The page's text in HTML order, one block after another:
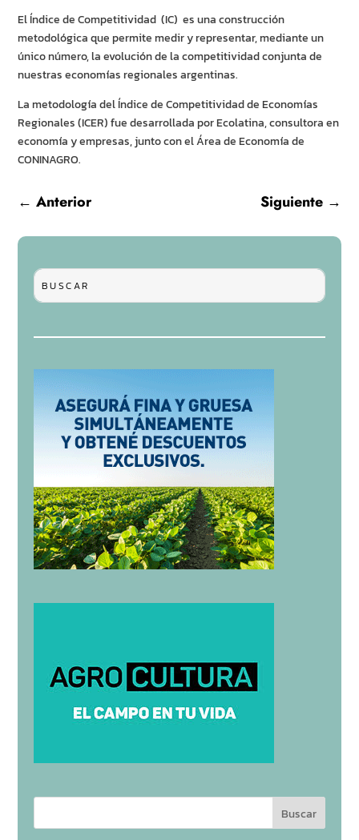
El Índice de Competitividad (IC) es una construcción
metodológica que permite medir y representar, mediante un
único número, la evolución de la competitividad conjunta de
nuestras economías regionales argentinas.
La metodología del Índice de Competitividad de Economías
Regionales (ICER) fue desarrollada por Ecolatina, consultora en
economía y empresas, junto con el Área de Economía de
CONINAGRO.
←Anterior Siguiente→